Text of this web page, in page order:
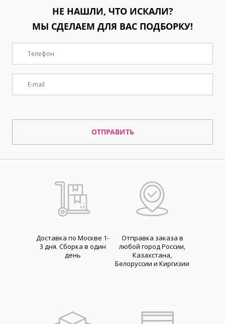
НЕ НАШЛИ, ЧТО ИСКАЛИ?
МЫ СДЕЛАЕМ ДЛЯ ВАС ПОДБОРКУ!
ОТПРАВИТЬ
Доставка по Москве 1-
3 дня. Cборка в один
день
Отправка заказа в
любой город России,
Казахстана,
Белоруссии и Киргизии